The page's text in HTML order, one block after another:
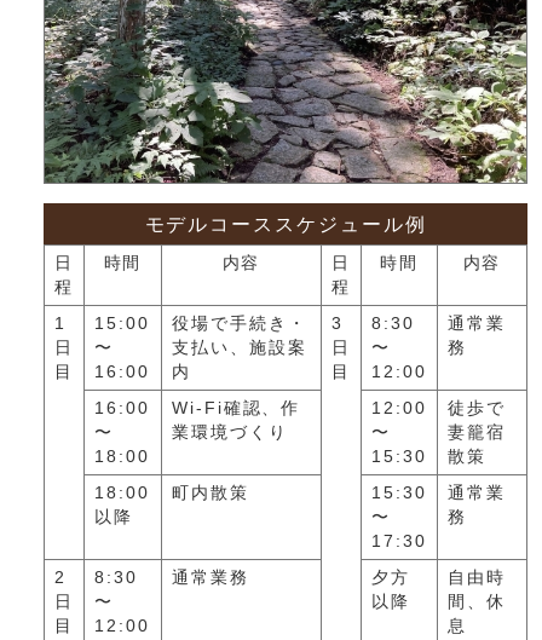
モデルコーススケジュール例
日
程
時間 内容
日
程
時間 内容
1
日
目
15:00
〜
16:00
役場で手続き・
支払い、施設案
内
3
日
目
8:30
〜
12:00
通常業
務
16:00
〜
18:00
Wi-Fi確認、作
業環境づくり
12:00
〜
15:30
徒歩で
妻籠宿
散策
18:00
以降
町内散策
15:30
〜
17:30
通常業
務
2
日
目
8:30
〜
12:00
通常業務
夕方
以降
自由時
間、休
息